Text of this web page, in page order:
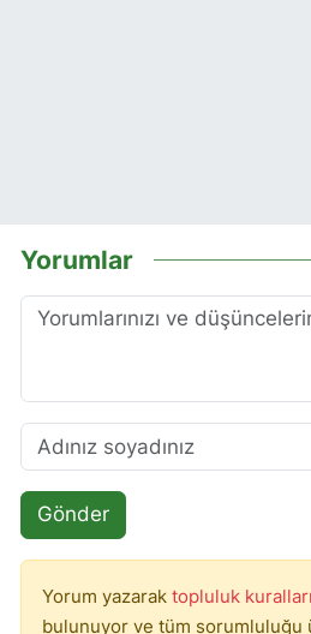
Yorumlar
Gönder
Yorum yazarak topluluk
bulunuyor ve tüm sorumluluğu